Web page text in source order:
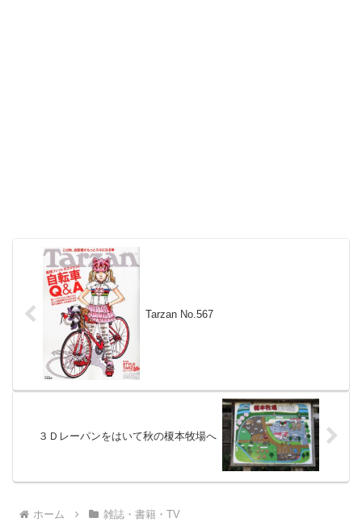
Tarzan No.567
３Ｄレーパンをはいて秋の榎本牧場へ
ホーム 雑誌・書籍・TV